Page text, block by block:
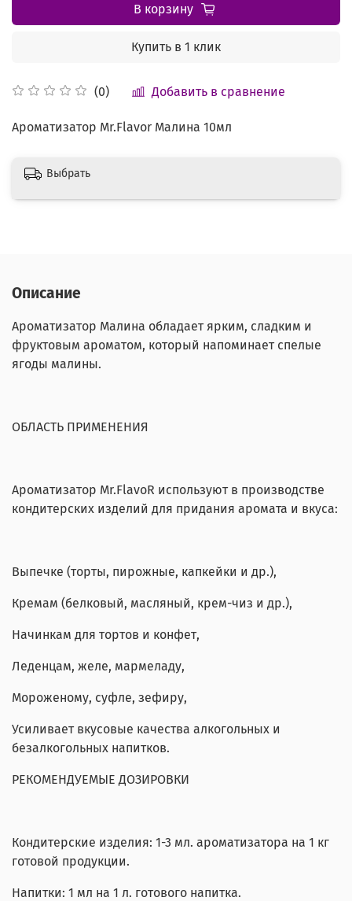
(0) Добавить в сравнение
В корзину
Купить в 1 клик
Ароматизатор Mr.Flavor Малина 10мл
Выбрать
Описание
Ароматизатор Малина обладает ярким, сладким и
фруктовым ароматом, который напоминает спелые
ягоды малины.
ОБЛАСТЬ ПРИМЕНЕНИЯ
Ароматизатор Mr.FlavoR используют в производстве
кондитерских изделий для придания аромата и вкуса:
Выпечке (торты, пирожные, капкейки и др.),
Кремам (белковый, масляный, крем-чиз и др.),
Начинкам для тортов и конфет,
Леденцам, желе, мармеладу,
Мороженому, суфле, зефиру,
Усиливает вкусовые качества алкогольных и
безалкогольных напитков.
РЕКОМЕНДУЕМЫЕ ДОЗИРОВКИ
Кондитерские изделия: 1-3 мл. ароматизатора на 1 кг
готовой продукции.
Напитки: 1 мл на 1 л. готового напитка.